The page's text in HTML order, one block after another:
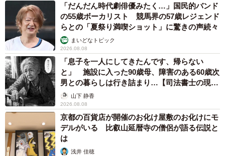
「だんだん時代劇俳優みたく…」国民的バンド
の55歳ボーカリスト 競馬界の57歳レジェンド
らとの「夏祭り満喫ショット」に驚きの声続々
まいどなトピック
2026.08.08
「息子を一人にしてきたんです、帰らない
と」 施設に入った90歳母、障害のある60歳次
男との暮らしは行き詰まり…【司法書士の現場
から】山下 静香
2026.08.08
京都の百貨店が開催のお化け屋敷のお化けにモ
デルがいる 比叡山延暦寺の僧侶が語る伝説と
は
浅井 佳穂